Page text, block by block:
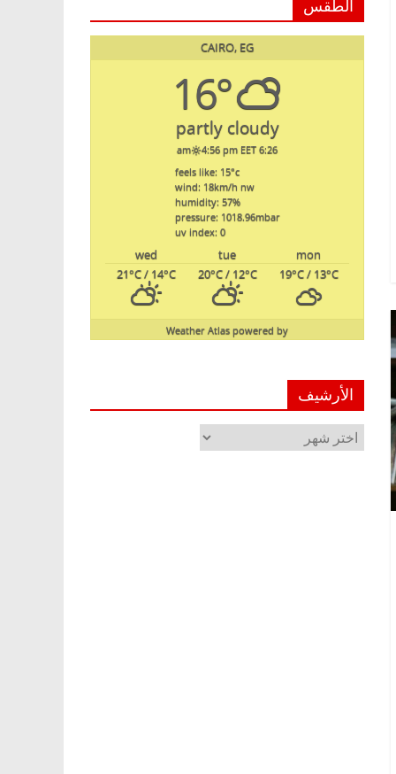
الطقس
CAIRO, EG
16°
partly cloudy
6:26 am
4:56 pm EET
feels like: 15°c
wind: 18km/h nw
humidity: 57%
pressure: 1018.96mbar
uv index: 0
mon
tue
wed
19°C/ 13°C
20°C/ 12°C
21°C/ 14°C
powered by
Weather Atlas
الأرشيف
الأرشيف